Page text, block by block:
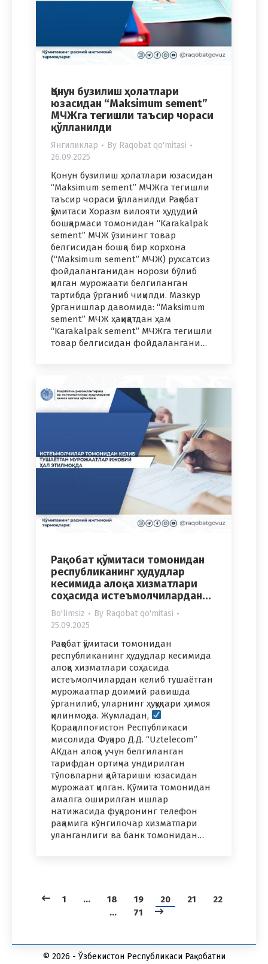
Қонун бузилиш ҳолатлари
юзасидан “Maksimum sement”
МЧЖга тегишли таъсир чораси
қўлланилди
Янгиликлар By Raqobat qo'mitasi
26.09.2025
Қонун бузилиш ҳолатлари юзасидан
“Maksimum sement” МЧЖга тегишли
таъсир чораси қўлланилди Рақобат
қўмитаси Хоразм вилояти ҳудудий
бошқармаси томонидан “Karakalpak
sement” МЧЖ ўзининг товар
белгисидан бошқа бир корхона
(“Maksimum sement” МЧЖ) рухсатсиз
фойдаланганидан норози бўлиб
қилган мурожаати белгиланган
тартибда ўрганиб чиқилди. Мазкур
ўрганишлар давомида: “Maksimum
sement” МЧЖ ҳақиқатдан ҳам
“Karakalpak sement” МЧЖга тегишли
товар белгисидан фойдалангани…
Рақобат қўмитаси томонидан
республиканинг ҳудудлар
кесимида алоқа хизматлари
соҳасида истеъмолчилардан…
Bo'limsiz By Raqobat qo'mitasi
25.09.2025
Рақобат қўмитаси томонидан
республиканинг ҳудудлар кесимида
алоқа хизматлари соҳасида
истеъмолчилардан келиб тушаётган
мурожаатлар доимий равишда
ўрганилиб, уларнинг ҳуқуқлари ҳимоя
қилинмоқда. Жумладан,
Қорақалпоғистон Республикаси
мисолида Фуқаро Д.Д. “Uztelecom”
АКдан алоқа учун белгиланган
тарифдан ортиқча ундирилган
тўловларни қайтариши юзасидан
мурожаат қилган. Қўмита томонидан
амалга оширилган ишлар
натижасида фуқаронинг телефон
рақамига кўнгилочар хизматлари
уланганлиги ва банк томонидан…
1 … 18 19 20 21
22
…
71
© 2026 - Ўзбекистон Республикаси Рақобатни